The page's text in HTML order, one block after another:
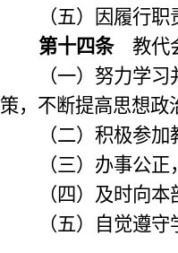
（五）因履行
第十四条教代会
（一）努力学
策，不断提高思想政
（二）积极参
（三）办事公
（四）及时向
（五）自觉遵